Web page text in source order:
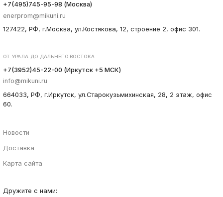
+7(495)745-95-98 (Москва)
enerprom@mikuni.ru
127422, РФ, г.Москва, ул.Костякова, 12, строение 2, офис 301.
ОТ УРАЛА ДО ДАЛЬНЕГО ВОСТОКА
+7(3952)45-22-00 (Иркутск +5 МСК)
info@mikuni.ru
664033, РФ, г.Иркутск, ул.Старокузьмихинская, 28, 2 этаж, офис
60.
Новости
Доставка
Карта сайта
Дружите с нами: